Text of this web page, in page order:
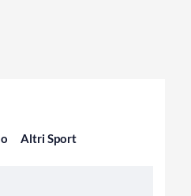
Altri Sport